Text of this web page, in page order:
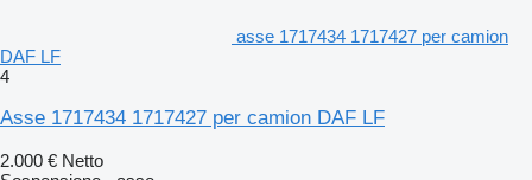
asse 1717434 1717427 per camion
DAF LF
4
Asse 1717434 1717427 per camion DAF LF
2.000 € Netto